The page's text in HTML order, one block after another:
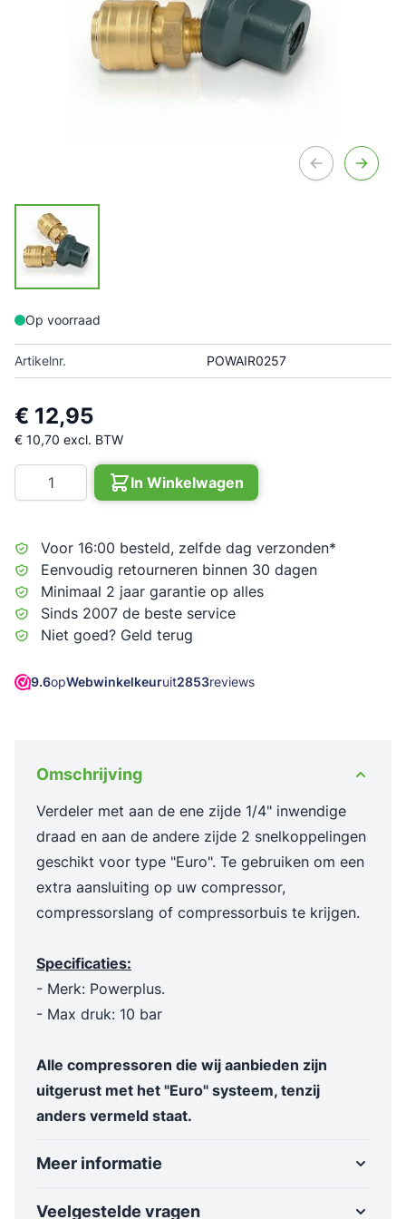
Op voorraad
Artikelnr. POWAIR0257
€ 12,95
€ 10,70 excl. BTW
Aantal
In Winkelwagen
Voor 16:00 besteld, zelfde dag verzonden*
Eenvoudig retourneren binnen 30 dagen
Minimaal 2 jaar garantie op alles
Sinds 2007 de beste service
Niet goed? Geld terug
9.6opWebwinkelkeuruit2853reviews
Omschrijving
Verdeler met aan de ene zijde 1/4" inwendige
draad en aan de andere zijde 2 snelkoppelingen
geschikt voor type "Euro". Te gebruiken om een
extra aansluiting op uw compressor,
compressorslang of compressorbuis te krijgen.
Specificaties:
- Merk: Powerplus.
- Max druk: 10 bar
Alle compressoren die wij aanbieden zijn
uitgerust met het "Euro" systeem, tenzij
anders vermeld staat.
Meer informatie
Veelgestelde vragen